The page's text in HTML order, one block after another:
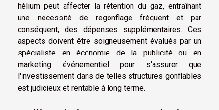
hélium peut affecter la rétention du gaz, entraînant
une nécessité de regonflage fréquent et par
conséquent, des dépenses supplémentaires. Ces
aspects doivent être soigneusement évalués par un
spécialiste en économie de la publicité ou en
marketing événementiel pour s'assurer que
l'investissement dans de telles structures gonflables
est judicieux et rentable à long terme.